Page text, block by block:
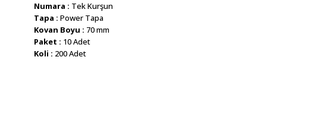
Numara : Tek Kurşun
Tapa : Power Tapa
Kovan Boyu : 70 mm
Paket : 10 Adet
Koli : 200 Adet